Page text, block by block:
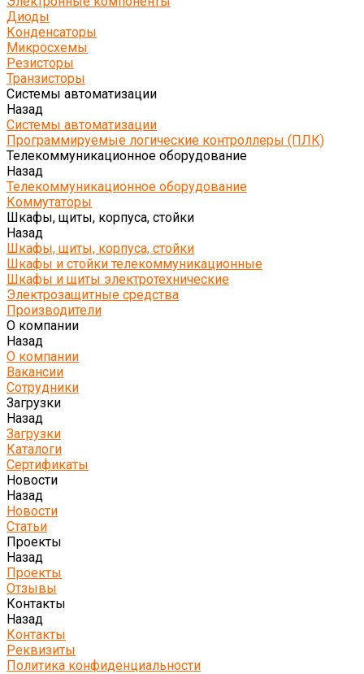
Диоды
Конденсаторы
Микросхемы
Резисторы
Транзисторы
Системы автоматизации
Назад
Системы автоматизации
Программируемые логические контроллеры (ПЛК)
Телекоммуникационное оборудование
Назад
Телекоммуникационное оборудование
Коммутаторы
Шкафы, щиты, корпуса, стойки
Назад
Шкафы, щиты, корпуса, стойки
Шкафы и стойки телекоммуникационные
Шкафы и щиты электротехнические
Электрозащитные средства
Производители
О компании
Назад
О компании
Вакансии
Сотрудники
Загрузки
Назад
Загрузки
Каталоги
Сертификаты
Новости
Назад
Новости
Статьи
Проекты
Назад
Проекты
Отзывы
Контакты
Назад
Контакты
Реквизиты
Политика конфиденциальности